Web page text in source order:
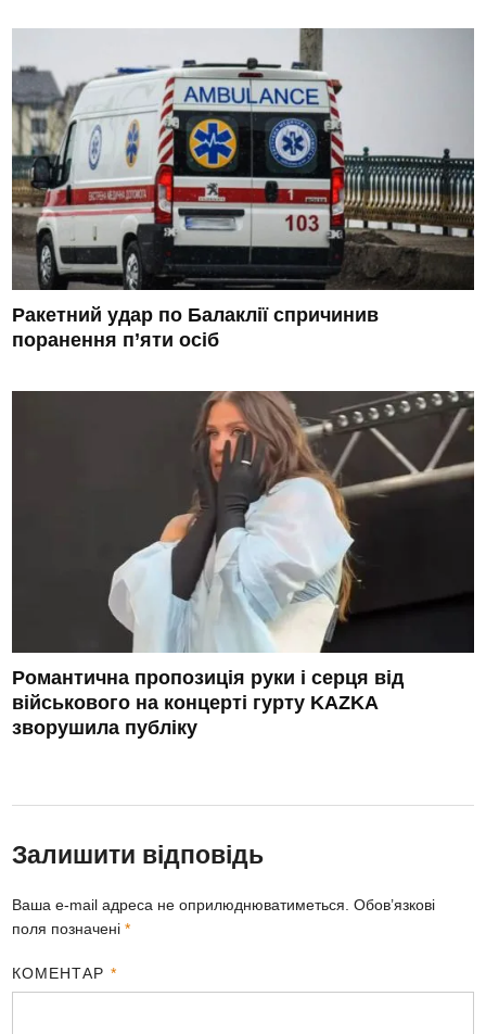
Ракетний удар по Балаклії спричинив
поранення п’яти осіб
Романтична пропозиція руки і серця від
військового на концерті гурту KAZKA
зворушила публіку
Залишити відповідь
Ваша e-mail адреса не оприлюднюватиметься. Обов’язкові
поля позначені*
КОМЕНТАР *